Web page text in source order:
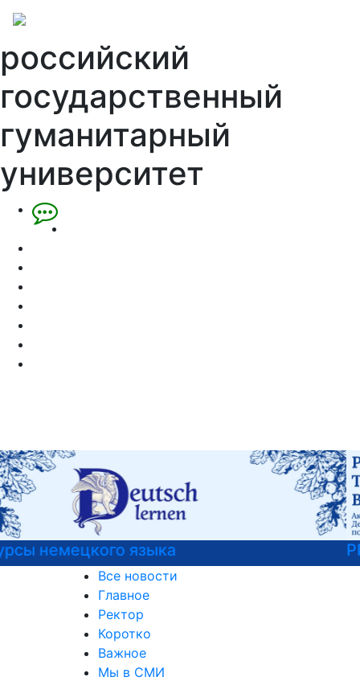
российский
государственный
гуманитарный
университет
РГГУ — территория вежливости
Все новости
Главное
Ректор
Коротко
Важное
Мы в СМИ